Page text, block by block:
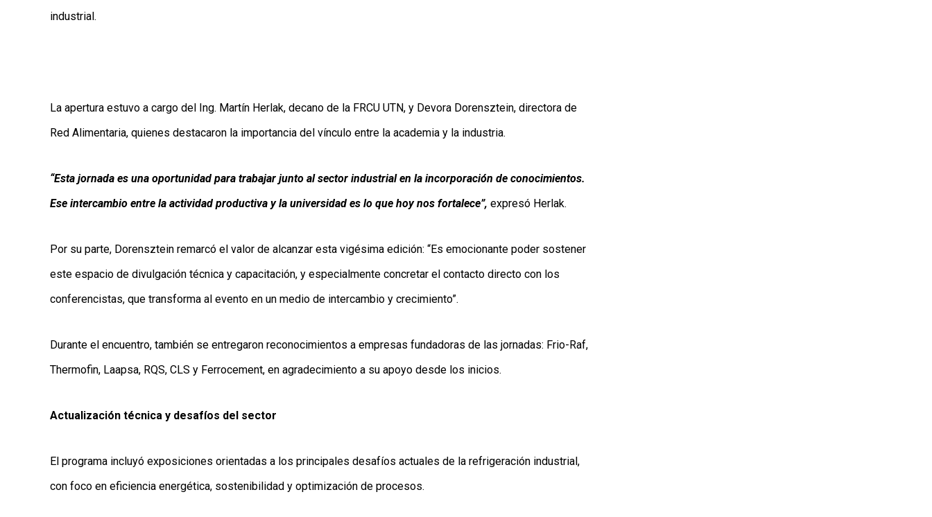
industrial.
La apertura estuvo a cargo del Ing. Martín Herlak, decano de la FRCU UTN, y Devora Dorensztein, directora de
Red Alimentaria, quienes destacaron la importancia del vínculo entre la academia y la industria.
“Esta jornada es una oportunidad para trabajar junto al sector industrial en la incorporación de conocimientos.
Ese intercambio entre la actividad productiva y la universidad es lo que hoy nos fortalece”, expresó Herlak.
Por su parte, Dorensztein remarcó el valor de alcanzar esta vigésima edición: “Es emocionante poder sostener
este espacio de divulgación técnica y capacitación, y especialmente concretar el contacto directo con los
conferencistas, que transforma al evento en un medio de intercambio y crecimiento”.
Durante el encuentro, también se entregaron reconocimientos a empresas fundadoras de las jornadas: Frio-Raf,
Thermofin, Laapsa, RQS, CLS y Ferrocement, en agradecimiento a su apoyo desde los inicios.
Actualización técnica y desafíos del sector
El programa incluyó exposiciones orientadas a los principales desafíos actuales de la refrigeración industrial,
con foco en eficiencia energética, sostenibilidad y optimización de procesos.